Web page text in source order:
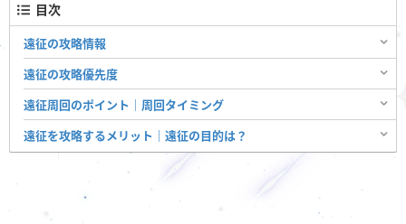
目次
遠征の攻略情報
遠征の攻略優先度
遠征周回のポイント｜周回タイミング
遠征を攻略するメリット｜遠征の目的は？